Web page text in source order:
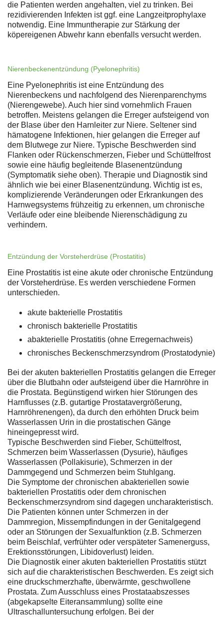
die Patienten werden angehalten, viel zu trinken. Bei
rezidivierenden Infekten ist ggf. eine Langzeitprophylaxe
notwendig. Eine Immuntherapie zur Stärkung der
köpereigenen Abwehr kann ebenfalls versucht werden.
Nierenbeckenentzündung (Pyelonephritis)
Eine Pyelonephritis ist eine Entzündung des
Nierenbeckens und nachfolgend des Nierenparenchyms
(Nierengewebe). Auch hier sind vornehmlich Frauen
betroffen. Meistens gelangen die Erreger aufsteigend von
der Blase über den Harnleiter zur Niere. Seltener sind
hämatogene Infektionen, hier gelangen die Erreger auf
dem Blutwege zur Niere. Typische Beschwerden sind
Flanken oder Rückenschmerzen, Fieber und Schüttelfrost
sowie eine häufig begleitende Blasenentzündung
(Symptomatik siehe oben). Therapie und Diagnostik sind
ähnlich wie bei einer Blasenentzündung. Wichtig ist es,
komplizierende Veränderungen oder Erkrankungen des
Harnwegsystems frühzeitig zu erkennen, um chronische
Verläufe oder eine bleibende Nierenschädigung zu
verhindern.
Entzündung der Vorsteherdrüse (Prostatitis)
Eine Prostatitis ist eine akute oder chronische Entzündung
der Vorsteherdrüse. Es werden verschiedene Formen
unterschieden.
akute bakterielle Prostatitis
chronisch bakterielle Prostatitis
abakterielle Prostatitis (ohne Erregernachweis)
chronisches Beckenschmerzsyndrom (Prostatodynie)
Bei der akuten bakteriellen Prostatitis gelangen die Erreger
über die Blutbahn oder aufsteigend über die Harnröhre in
die Prostata. Begünstigend wirken hier Störungen des
Harnflusses (z.B. gutartige Prostatavergrößerung,
Harnröhrenengen), da durch den erhöhten Druck beim
Wasserlassen Urin in die prostatischen Gänge
hineingepresst wird.
Typische Beschwerden sind Fieber, Schüttelfrost,
Schmerzen beim Wasserlassen (Dysurie), häufiges
Wasserlassen (Pollakisurie), Schmerzen in der
Dammgegend und Schmerzen beim Stuhlgang.
Die Symptome der chronischen abakteriellen sowie
bakteriellen Prostatitis oder dem chronischen
Beckenschmerzsyndrom sind dagegen uncharakteristisch.
Die Patienten können unter Schmerzen in der
Dammregion, Missempfindungen in der Genitalgegend
oder an Störungen der Sexualfunktion (z.B. Schmerzen
beim Beischlaf, verfrühter oder verspäteter Samenerguss,
Erektionsstörungen, Libidoverlust) leiden.
Die Diagnostik einer akuten bakteriellen Prostatitis stützt
sich auf die charakteristischen Beschwerden. Es zeigt sich
eine druckschmerzhafte, überwärmte, geschwollene
Prostata. Zum Ausschluss eines Prostataabszesses
(abgekapselte Eiteransammlung) sollte eine
Ultraschalluntersuchung erfolgen. Bei der